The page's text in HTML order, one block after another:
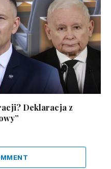
Deklaracja z